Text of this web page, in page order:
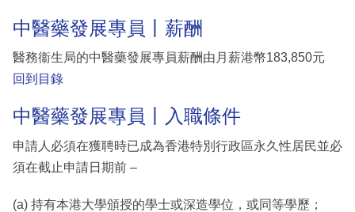
中醫藥發展專員丨薪酬
醫務衞生局的中醫藥發展專員薪酬由月薪港幣183,850元
回到目錄
中醫藥發展專員丨入職條件
申請人必須在獲聘時已成為香港特別行政區永久性居民並必
須在截止申請日期前 –
(a) 持有本港大學頒授的學士或深造學位，或同等學歷；